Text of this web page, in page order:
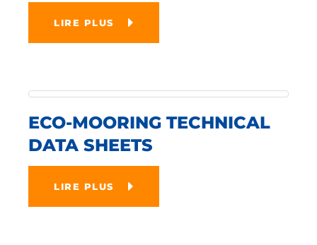
LIRE PLUS
ECO-MOORING TECHNICAL
DATA SHEETS
LIRE PLUS